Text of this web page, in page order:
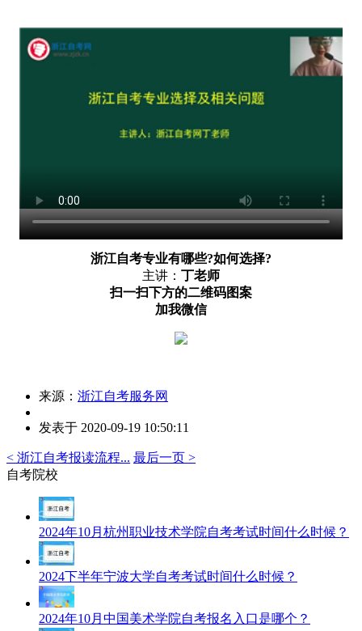
浙江自考专业有哪些?如何选择?
主讲： 丁老师
扫一扫下方的二维码图案
加我微信
来源： 浙江自考服务网
发表于 2020-09-19 10:50:11
< 浙江自考报读流程... 最后一页 >
自考院校
2024年10月杭州职业技术学院自考考试时间什么时候？
2024下半年宁波大学自考考试时间什么时候？
2024年10月中国美术学院自考报名入口是哪个？